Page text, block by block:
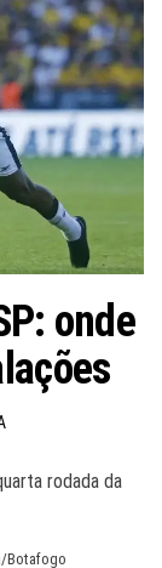
onde
rodada da
Botafogo